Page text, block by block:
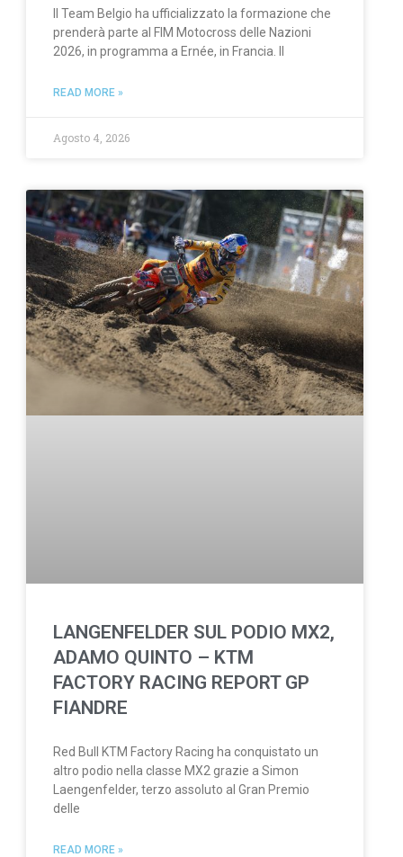
Il Team Belgio ha ufficializzato la formazione che
prenderà parte al FIM Motocross delle Nazioni
2026, in programma a Ernée, in Francia. Il
READ MORE »
Agosto 4, 2026
LANGENFELDER SUL PODIO MX2,
ADAMO QUINTO – KTM
FACTORY RACING REPORT GP
FIANDRE
Red Bull KTM Factory Racing ha conquistato un
altro podio nella classe MX2 grazie a Simon
Laengenfelder, terzo assoluto al Gran Premio
delle
READ MORE »